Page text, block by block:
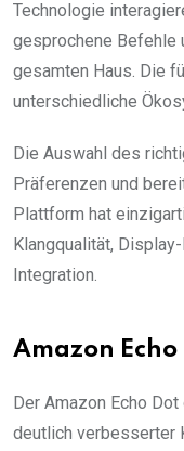
Technologie
gesprochene Befehle
gesamten Haus. Die
unterschiedliche
Die Auswahl des
Präferenzen und
Plattform hat
Klangqualität,
Integration.
Amazon
Der Amazon Echo
deutlich verbesserter